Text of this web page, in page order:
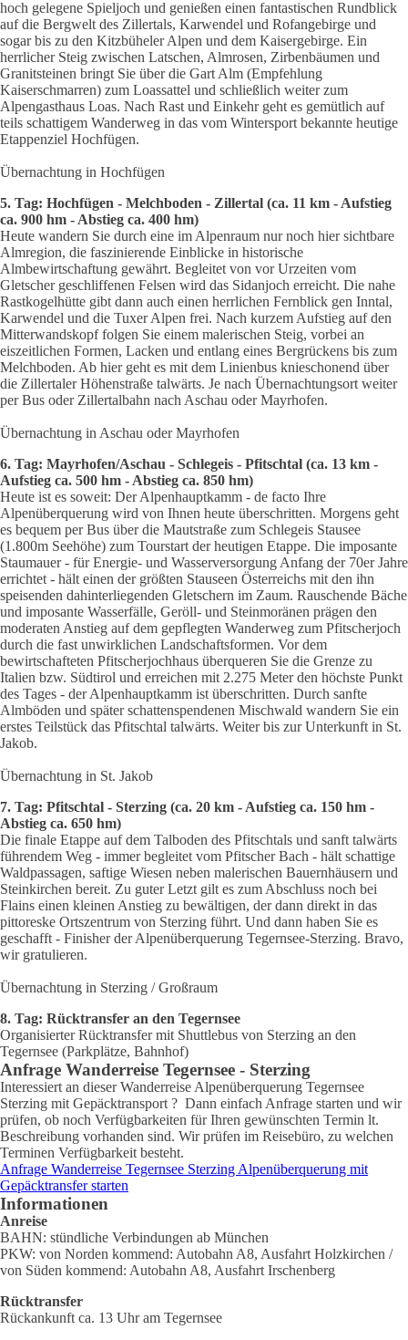
hoch gelegene Spieljoch und genießen einen fantastischen Rundblick
auf die Bergwelt des Zillertals, Karwendel und Rofangebirge und
sogar bis zu den Kitzbüheler Alpen und dem Kaisergebirge. Ein
herrlicher Steig zwischen Latschen, Almrosen, Zirbenbäumen und
Granitsteinen bringt Sie über die Gart Alm (Empfehlung
Kaiserschmarren) zum Loassattel und schließlich weiter zum
Alpengasthaus Loas. Nach Rast und Einkehr geht es gemütlich auf
teils schattigem Wanderweg in das vom Wintersport bekannte heutige
Etappenziel Hochfügen.
Übernachtung in Hochfügen
5. Tag: Hochfügen - Melchboden - Zillertal (ca. 11 km - Aufstieg
ca. 900 hm - Abstieg ca. 400 hm)
Heute wandern Sie durch eine im Alpenraum nur noch hier sichtbare
Almregion, die faszinierende Einblicke in historische
Almbewirtschaftung gewährt. Begleitet von vor Urzeiten vom
Gletscher geschliffenen Felsen wird das Sidanjoch erreicht. Die nahe
Rastkogelhütte gibt dann auch einen herrlichen Fernblick gen Inntal,
Karwendel und die Tuxer Alpen frei. Nach kurzem Aufstieg auf den
Mitterwandskopf folgen Sie einem malerischen Steig, vorbei an
eiszeitlichen Formen, Lacken und entlang eines Bergrückens bis zum
Melchboden. Ab hier geht es mit dem Linienbus knieschonend über
die Zillertaler Höhenstraße talwärts. Je nach Übernachtungsort weiter
per Bus oder Zillertalbahn nach Aschau oder Mayrhofen.
Übernachtung in Aschau oder Mayrhofen
6. Tag: Mayrhofen/Aschau - Schlegeis - Pfitschtal (ca. 13 km -
Aufstieg ca. 500 hm - Abstieg ca. 850 hm)
Heute ist es soweit: Der Alpenhauptkamm - de facto Ihre
Alpenüberquerung wird von Ihnen heute überschritten. Morgens geht
es bequem per Bus über die Mautstraße zum Schlegeis Stausee
(1.800m Seehöhe) zum Tourstart der heutigen Etappe. Die imposante
Staumauer - für Energie- und Wasserversorgung Anfang der 70er Jahre
errichtet - hält einen der größten Stauseen Österreichs mit den ihn
speisenden dahinterliegenden Gletschern im Zaum. Rauschende Bäche
und imposante Wasserfälle, Geröll- und Steinmoränen prägen den
moderaten Anstieg auf dem gepflegten Wanderweg zum Pfitscherjoch
durch die fast unwirklichen Landschaftsformen. Vor dem
bewirtschafteten Pfitscherjochhaus überqueren Sie die Grenze zu
Italien bzw. Südtirol und erreichen mit 2.275 Meter den höchste Punkt
des Tages - der Alpenhauptkamm ist überschritten. Durch sanfte
Almböden und später schattenspendenen Mischwald wandern Sie ein
erstes Teilstück das Pfitschtal talwärts. Weiter bis zur Unterkunft in St.
Jakob.
Übernachtung in St. Jakob
7. Tag: Pfitschtal - Sterzing (ca. 20 km - Aufstieg ca. 150 hm -
Abstieg ca. 650 hm)
Die finale Etappe auf dem Talboden des Pfitschtals und sanft talwärts
führendem Weg - immer begleitet vom Pfitscher Bach - hält schattige
Waldpassagen, saftige Wiesen neben malerischen Bauernhäusern und
Steinkirchen bereit. Zu guter Letzt gilt es zum Abschluss noch bei
Flains einen kleinen Anstieg zu bewältigen, der dann direkt in das
pittoreske Ortszentrum von Sterzing führt. Und dann haben Sie es
geschafft - Finisher der Alpenüberquerung Tegernsee-Sterzing. Bravo,
wir gratulieren.
Übernachtung in Sterzing / Großraum
8. Tag: Rücktransfer an den Tegernsee
Organisierter Rücktransfer mit Shuttlebus von Sterzing an den
Tegernsee (Parkplätze, Bahnhof)
Anfrage Wanderreise Tegernsee - Sterzing
Interessiert an dieser Wanderreise Alpenüberquerung Tegernsee
Sterzing mit Gepäcktransport ? Dann einfach Anfrage starten und wir
prüfen, ob noch Verfügbarkeiten für Ihren gewünschten Termin lt.
Beschreibung vorhanden sind. Wir prüfen im Reisebüro, zu welchen
Terminen Verfügbarkeit besteht.
Anfrage Wanderreise Tegernsee Sterzing Alpenüberquerung mit
Gepäcktransfer starten
Informationen
Anreise
BAHN: stündliche Verbindungen ab München
PKW: von Norden kommend: Autobahn A8, Ausfahrt Holzkirchen /
von Süden kommend: Autobahn A8, Ausfahrt Irschenberg
Rücktransfer
Rückankunft ca. 13 Uhr am Tegernsee